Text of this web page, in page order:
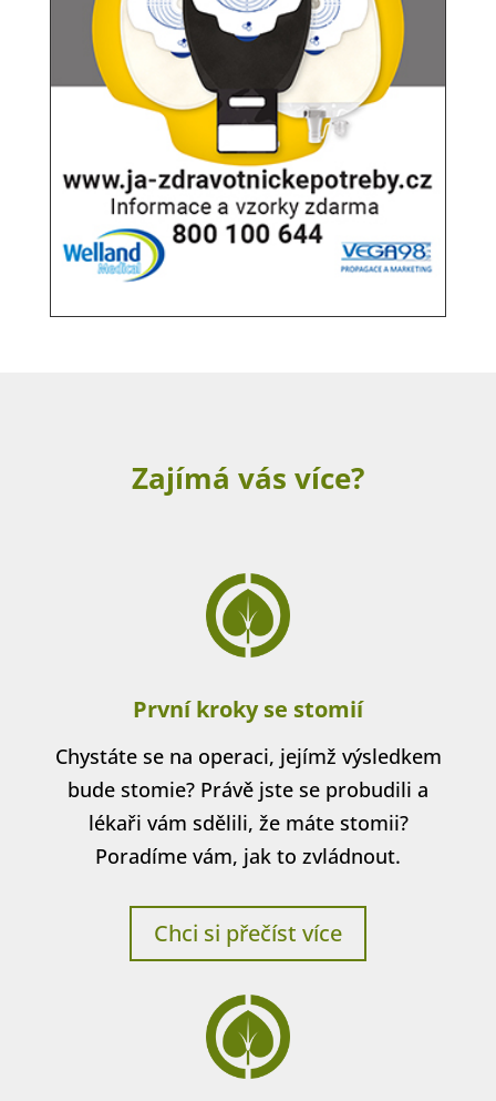
Zajímá vás více?
První kroky se stomií
Chystáte se na operaci, jejímž výsledkem
bude stomie? Právě jste se probudili a
lékaři vám sdělili, že máte stomii?
Poradíme vám, jak to zvládnout.
Chci si přečíst více